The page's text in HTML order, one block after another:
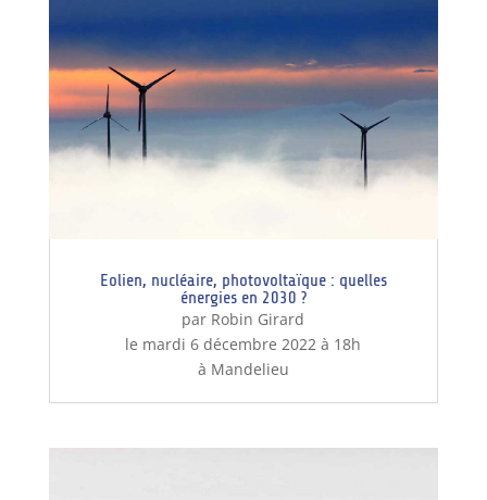
Eolien, nucléaire, photovoltaïque : quelles
énergies en 2030 ?
par Robin Girard
le mardi 6 décembre 2022 à 18h
à Mandelieu